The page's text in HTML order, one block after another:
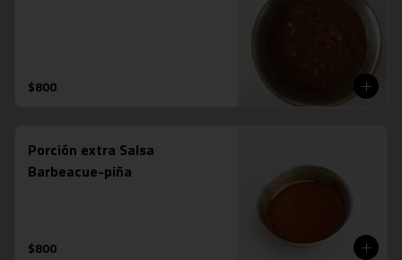
$800
Porción extra Salsa
Barbeacue-piña
$800